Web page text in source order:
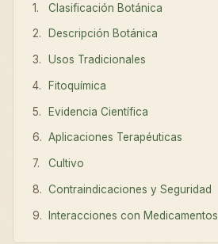
Clasificación Botánica
Descripción Botánica
Usos Tradicionales
Fitoquímica
Evidencia Científica
Aplicaciones Terapéuticas
Cultivo
Contraindicaciones y Seguridad
Interacciones con Medicamentos